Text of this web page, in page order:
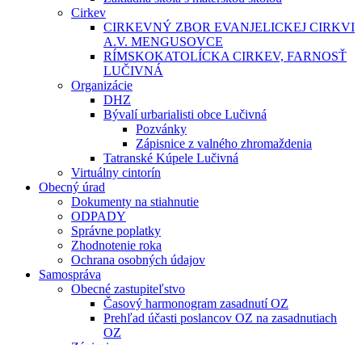
Cirkev
CIRKEVNÝ ZBOR EVANJELICKEJ CIRKVI
A.V. MENGUSOVCE
RÍMSKOKATOLÍCKA CIRKEV, FARNOSŤ
LUČIVNÁ
Organizácie
DHZ
Bývalí urbarialisti obce Lučivná
Pozvánky
Zápisnice z valného zhromaždenia
Tatranské Kúpele Lučivná
Virtuálny cintorín
Obecný úrad
Dokumenty na stiahnutie
ODPADY
Správne poplatky
Zhodnotenie roka
Ochrana osobných údajov
Samospráva
Obecné zastupiteľstvo
Časový harmonogram zasadnutí OZ
Prehľad účasti poslancov OZ na zasadnutiach
OZ